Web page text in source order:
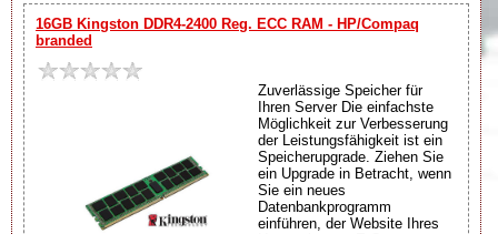
16GB Kingston DDR4-2400 Reg. ECC RAM - HP/Compaq
branded
Zuverlässige Speicher für
Ihren Server Die einfachste
Möglichkeit zur Verbesserung
der Leistungsfähigkeit ist ein
Speicherupgrade. Ziehen Sie
ein Upgrade in Betracht, wenn
Sie ein neues
Datenbankprogramm
einführen, der Website Ihres